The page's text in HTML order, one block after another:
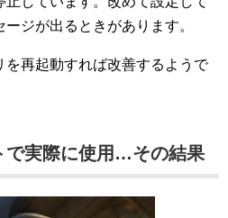
ジが出るときがあります。
を再起動すれば改善するようで
で実際に使用…その結果